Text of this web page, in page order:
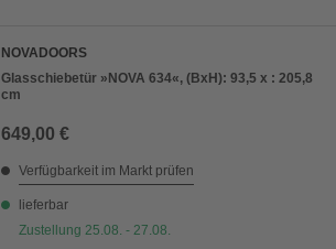
NOVADOORS
Glasschiebetür »NOVA 634«, (BxH): 93,5 x : 205,8
cm
649,00 €
Verfügbarkeit im Markt prüfen
lieferbar
Zustellung 25.08. - 27.08.